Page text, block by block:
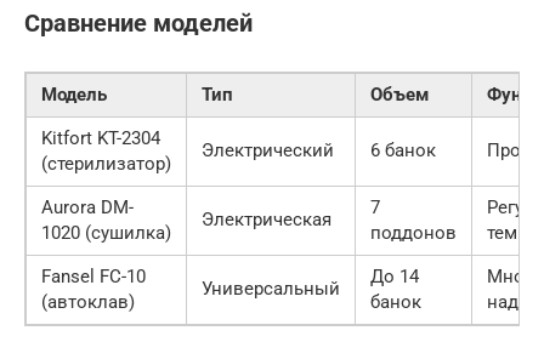
Сравнение моделей
Модель Тип Объем
Kitfort KT-2304
(стерилизатор)
Электрический 6 банок
Aurora DM-
1020 (сушилка)
Электрическая
7
поддонов
Fansel FC-10
(автоклав)
Универсальный
До 14
банок